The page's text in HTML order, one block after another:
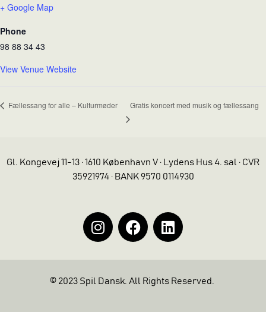
+ Google Map
Phone
98 88 34 43
View Venue Website
Fællessang for alle – Kulturmøder Gratis koncert med musik og fællessang
Gl. Kongevej 11-13 · 1610 København V · Lydens Hus 4. sal · CVR
35921974 · BANK 9570 0114930
© 2023 Spil Dansk. All Rights Reserved.